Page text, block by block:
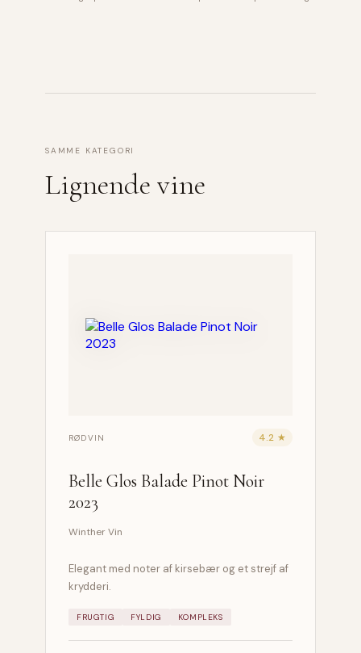
SAMME KATEGORI
Lignende vine
RØDVIN 4.2 ★
Belle Glos Balade Pinot Noir
2023
Winther Vin
Elegant med noter af kirsebær og et strejf af
krydderi.
FRUGTIG FYLDIG KOMPLEKS